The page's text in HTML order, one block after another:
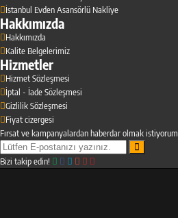
İstanbul Evden Asansörlü Nakliye
Hakkımızda
Hakkımızda
Kalite Belgelerimiz
Hizmetler
Hizmet Sözleşmesi
İptal - İade Sözleşmesi
Gizlilik Sözleşmesi
Fiyat cizergesi
Fırsat ve kampanyalardan haberdar olmak istiyorum
Bizi takip edin!